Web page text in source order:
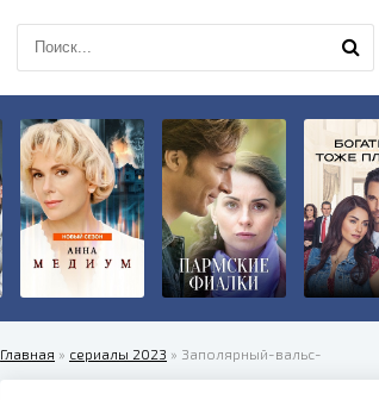
Главная » сериалы 2023 » Заполярный-вальс-